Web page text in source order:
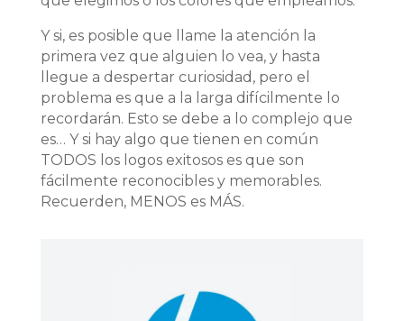
Y si, es posible que llame la atención la
primera vez que alguien lo vea, y hasta
llegue a despertar curiosidad, pero el
problema es que a la larga difícilmente lo
recordarán. Esto se debe a lo complejo que
es… Y si hay algo que tienen en común
TODOS los logos exitosos es que son
fácilmente reconocibles y memorables.
Recuerden, MENOS es MÁS.